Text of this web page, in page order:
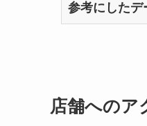
参考にしたデ
店舗へのア